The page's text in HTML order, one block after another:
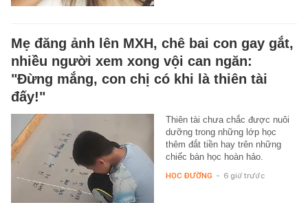
Mẹ đăng ảnh lên MXH, chê bai con gay gắt,
nhiều người xem xong vội can ngăn:
"Đừng mắng, con chị có khi là thiên tài
đấy!"
Thiên tài chưa chắc được nuôi
dưỡng trong những lớp học
thêm đắt tiền hay trên những
chiếc bàn học hoàn hảo.
HỌC ĐƯỜNG - 6 giờ trước